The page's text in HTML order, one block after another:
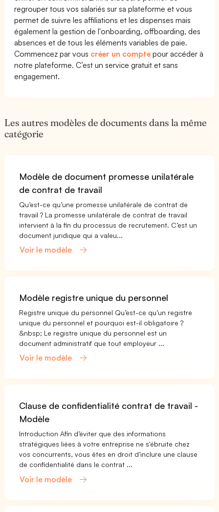
regrouper tous vos salariés sur sa plateforme et vous
permet de suivre les affiliations et les dispenses mais
également la gestion de l'onboarding, offboarding, des
absences et de tous les éléments variables de paie.
Commencez par vous créer un compte pour accéder à
notre plateforme. C’est un service gratuit et sans
engagement.
Les autres modèles de documents dans la même
catégorie
Modèle de document promesse unilatérale
de contrat de travail
Qu’est-ce qu’une promesse unilatérale de contrat de
travail ? La promesse unilatérale de contrat de travail
intervient à la fin du processus de recrutement. C’est un
document juridique qui a valeu...
Voir le modèle
Modèle registre unique du personnel
Registre unique du personnel Qu’est-ce qu’un registre
unique du personnel et pourquoi est-il obligatoire ?
&nbsp; Le registre unique du personnel est un
document administratif que tout employeur ...
Voir le modèle
Clause de confidentialité contrat de travail -
Modèle
Introduction Afin d’éviter que des informations
stratégiques liées à votre entreprise ne s'ébruite chez
vos concurrents, vous êtes en droit d’inclure une clause
de confidentialité dans le contrat ...
Voir le modèle